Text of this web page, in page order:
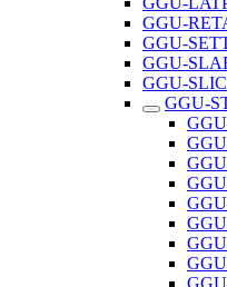
GGU-
GGU-
GGU-
GGU-
GGU-